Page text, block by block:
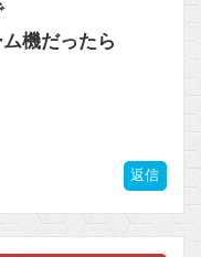
Powered by livedoor 相互RSS
機だったら
返信